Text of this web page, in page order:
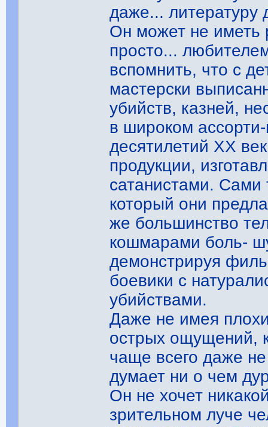
даже...
Он может не иметь
просто...
вспомнить, что с
мастерски
убийств, казней,
в широком
десятилетий ХХ
продукции,
сатанистами. Сами
который они
же большинство
кошмарами боль-
демонстрируя
боевики с
убийствами.
Даже не имея
острых ощущений,
чаще всего даже
думает ни о чем
Он не хочет
зрительном луче